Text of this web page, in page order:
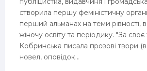
створила першу феміністичну
перший альманах на теми рівності,
жіночу освіту та періодику. "За
Кобринська писала прозові твори
новел, оповідок...